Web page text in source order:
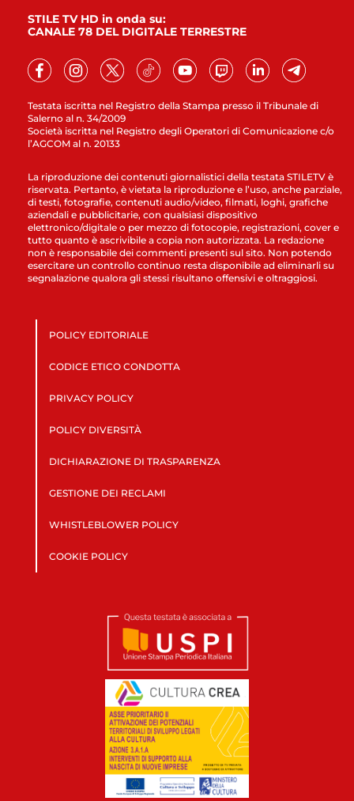
Testata iscritta nel Registro della Stampa presso il Tribunale di
Salerno al n. 34/2009
Società iscritta nel Registro degli Operatori di Comunicazione c/o
l’AGCOM al n. 20133
STILE TV HD in onda su:
CANALE 78 DEL DIGITALE TERRESTRE
La riproduzione dei contenuti giornalistici della testata STILETV è
riservata. Pertanto, è vietata la riproduzione e l’uso, anche parziale,
di testi, fotografie, contenuti audio/video, filmati, loghi, grafiche
aziendali e pubblicitarie, con qualsiasi dispositivo
elettronico/digitale o per mezzo di fotocopie, registrazioni, cover e
tutto quanto è ascrivibile a copia non autorizzata. La redazione
non è responsabile dei commenti presenti sul sito. Non potendo
esercitare un controllo continuo resta disponibile ad eliminarli su
segnalazione qualora gli stessi risultano offensivi e oltraggiosi.
POLICY EDITORIALE
CODICE ETICO CONDOTTA
PRIVACY POLICY
POLICY DIVERSITÀ
DICHIARAZIONE DI TRASPARENZA
GESTIONE DEI RECLAMI
WHISTLEBLOWER POLICY
COOKIE POLICY